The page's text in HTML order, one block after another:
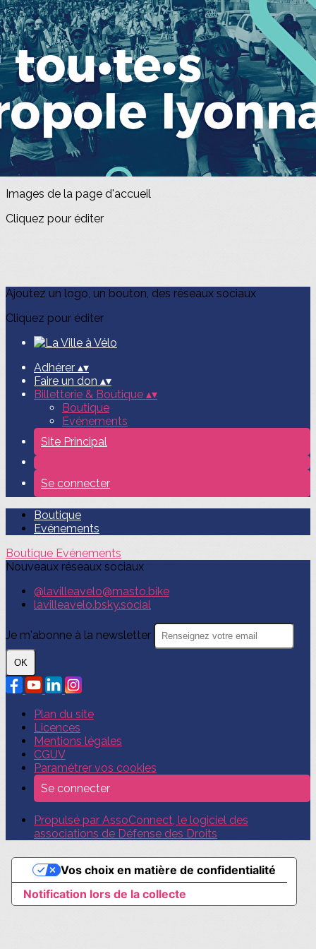
Exporter les lignes sélectionnées
Exporter toutes les colonnes
Exporter uniquement les colonnes affichées
Menu
>
Boutique
Evénements
?>
Images de la page d'accueil
Cliquez pour éditer
Ajoutez un logo, un bouton, des réseaux sociaux
Cliquez pour éditer
Adhérer ▴▾
Faire un don ▴▾
Billetterie & Boutique ▴▾
Boutique
Evénements
Site Principal
Se connecter
Boutique
Evénements
Boutique Evénements
Nouveaux réseaux sociaux
@lavilleavelo@masto.bike
lavilleavelo.bsky.social
Je m'abonne à la newsletter
OK
Plan du site
Licences
Mentions légales
CGUV
Paramétrer vos cookies
Se connecter
Propulsé par AssoConnect, le logiciel des
associations de Défense des Droits
Notification lors de la collecte
Vos choix en matière de confidentialité